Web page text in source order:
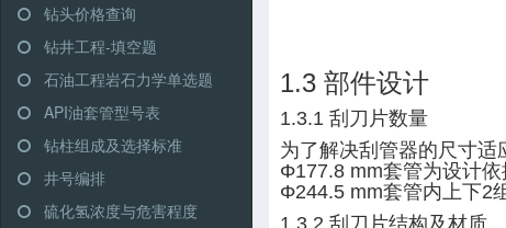
钻头价格查询
钻井工程-填空题
石油工程岩石力学单选题
API油套管型号表
钻柱组成及选择标准
井号编排
硫化氢浓度与危害程度
1.3 部件设计
1.3.1 刮刀片数量
为了解决刮管器的尺寸
Φ177.8 mm套管为设计
Φ244.5 mm套管内上下2
1.3.2 刮刀片结构及材质